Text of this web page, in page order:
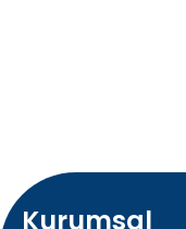
Kurumsal